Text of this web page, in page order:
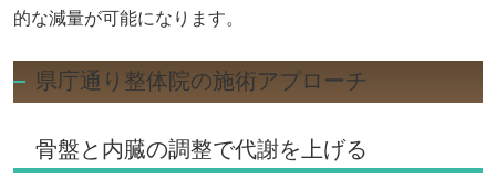
的な減量が可能になります。
県庁通り整体院の施術アプローチ
骨盤と内臓の調整で代謝を上げる